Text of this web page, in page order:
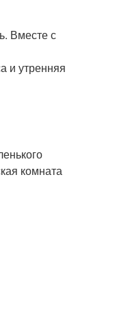
Вместе с
и утренняя
комната